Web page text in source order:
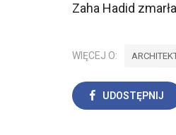
Zaha Hadid
WIĘCEJ O:
UDOSTĘPNIJ